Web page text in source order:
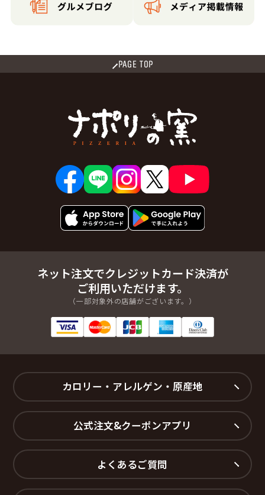
PAGE TOP
ネット注文でクレジットカード決済が
ご利用いただけます。
（一部対象外の店舗がございます。）
カロリー・アレルゲン・原産地
公式注文&クーポンアプリ
よくあるご質問